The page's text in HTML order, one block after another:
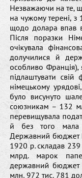
Незважаючи на те,
на чужому терені,
щодо долара впав
Після поразки
очікувала
долучилися й
особливо
підлаштувати
німецькому
було висунуто
союзникам – 132
перевищувала
й без того мала
Державний бюджет
1920 р. складав
млрд. марок
державний
млн. 972 тис. 781